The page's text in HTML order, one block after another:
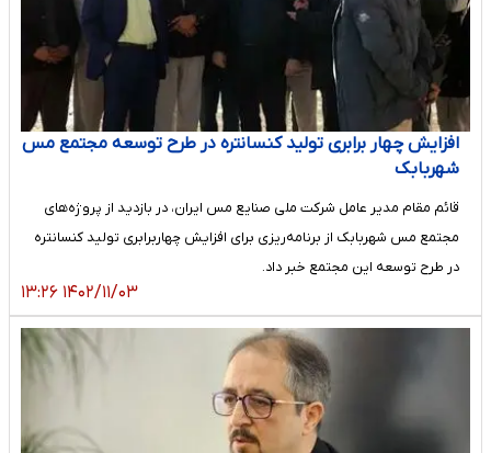
افزایش چهار برابری تولید کنسانتره در طرح توسعه مجتمع مس
شهربابک
قائم مقام مدیر عامل شرکت ملی صنایع مس ایران، در بازدید از پروژه‌های
مجتمع مس شهربابک از برنامه‌ریزی برای افزایش چهاربرابری تولید کنسانتره
در طرح توسعه این مجتمع خبر داد.
۱۴۰۲/۱۱/۰۳ ۱۳:۲۶